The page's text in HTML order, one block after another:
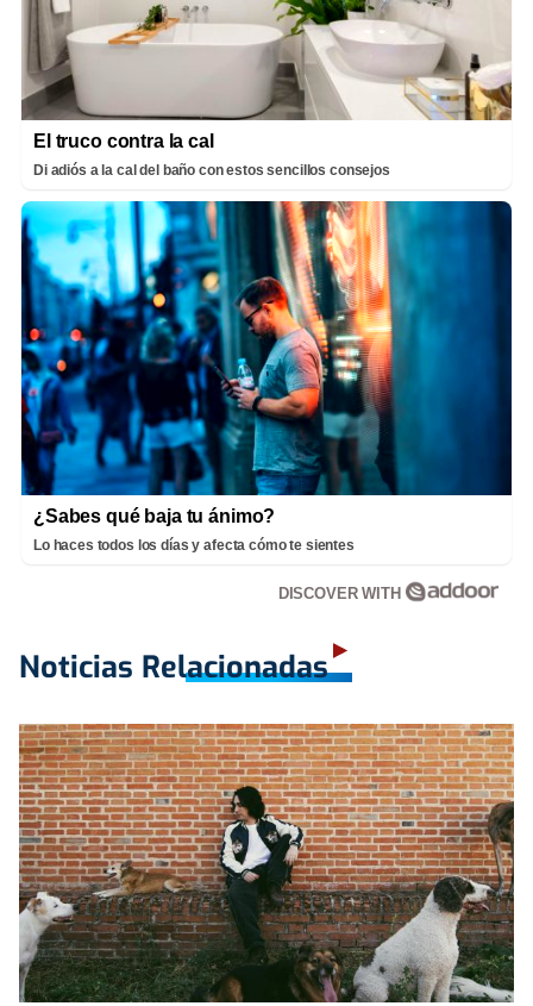
El truco contra la cal
Di adiós a la cal del baño con estos sencillos consejos
¿Sabes qué baja tu ánimo?
Lo haces todos los días y afecta cómo te sientes
DISCOVER WITH
Noticias Relacionadas